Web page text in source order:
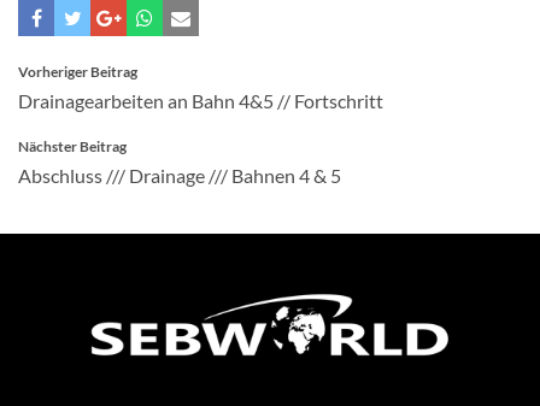
BEITRAGSNAVIGATION
Vorheriger Beitrag
Drainagearbeiten an Bahn 4&5 // Fortschritt
Nächster Beitrag
Abschluss /// Drainage /// Bahnen 4 & 5